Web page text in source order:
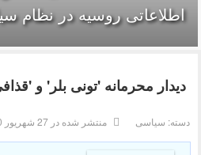
اطلاعاتی روسیه در نظام
دیدار محرمانه 'تونی بلر' و
دسته: سیاسی منتشر شده در 27 شهریور 1390